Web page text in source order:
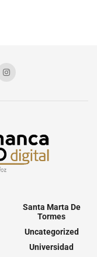
Santa Marta De
Tormes
Uncategorized
Universidad